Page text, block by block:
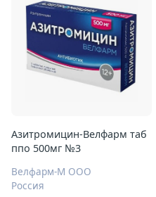
Азитромицин-Велфарм таб
ппо 500мг №3
Велфарм-М ООО
Россия